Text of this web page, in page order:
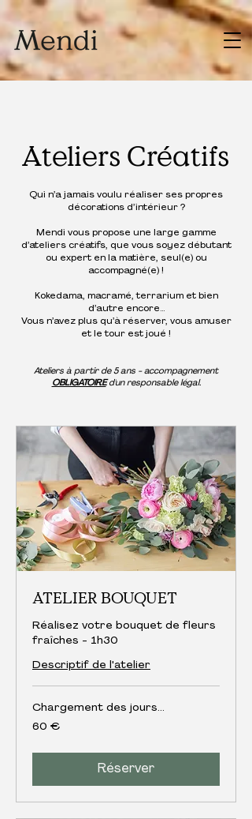
Ateliers Créatifs
Qui n’a jamais voulu réaliser ses propres
décorations d’intérieur ?
Mendi vous propose une large gamme
d’ateliers créatifs, que vous soyez débutant
ou expert en la matière, seul(e) ou
accompagné(e) !
Kokedama, macramé, terrarium et bien
d’autre encore…
Vous n’avez plus qu’à réserver, vous amuser
et le tour est joué !
Ateliers à partir de 5 ans - accompagnement
OBLIGATOIREd'un responsable légal.
ATELIER BOUQUET
Réalisez votre bouquet de fleurs
fraîches - 1h30
Descriptif de l'atelier
Chargement des jours...
60
euros
60 €
Réserver